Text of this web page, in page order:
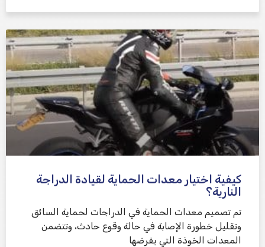
كيفية اختيار معدات الحماية لقيادة الدراجة
النارية؟
تم تصميم معدات الحماية في الدراجات لحماية السائق
وتقليل خطورة الإصابة في حالة وقوع حادث، وتتضمن
المعدات الخوذة التي يفرضها